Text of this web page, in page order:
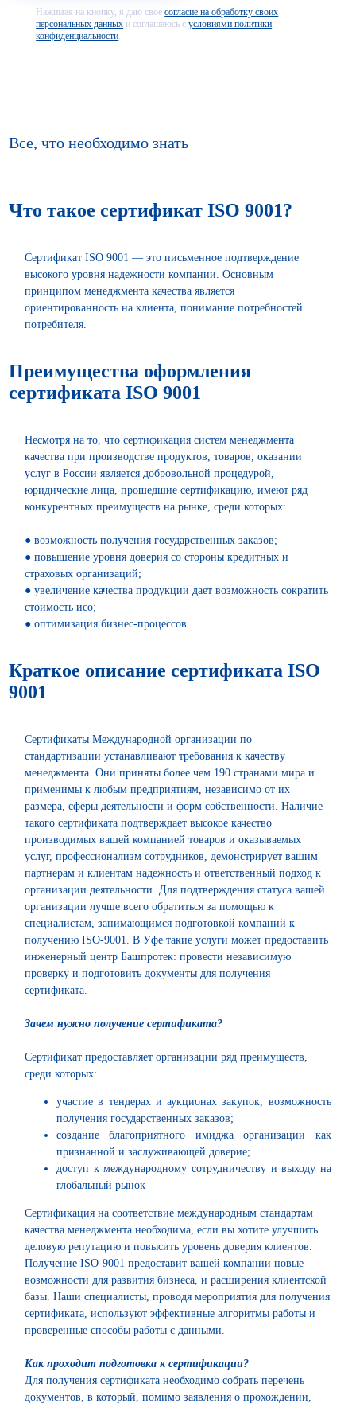
Нажимая на кнопку, я даю своесогласие на обработку своих
персональных данных и соглашаюсь сусловиями политики
конфиденциальности.
Все, что необходимо знать
Что такое сертификат ISO 9001?
Сертификат ISO 9001 — это письменное подтверждение
высокого уровня надежности компании. Основным
принципом менеджмента качества является
ориентированность на клиента, понимание потребностей
потребителя.
Преимущества оформления
сертификата ISO 9001
Несмотря на то, что сертификация систем менеджмента
качества при производстве продуктов, товаров, оказании
услуг в России является добровольной процедурой,
юридические лица, прошедшие сертификацию, имеют ряд
конкурентных преимуществ на рынке, среди которых:
● возможность получения государственных заказов;
● повышение уровня доверия со стороны кредитных и
страховых организаций;
● увеличение качества продукции дает возможность сократить
стоимость исо;
● оптимизация бизнес-процессов.
Краткое описание сертификата ISO
9001
Сертификаты Международной организации по
стандартизации устанавливают требования к качеству
менеджмента. Они приняты более чем 190 странами мира и
применимы к любым предприятиям, независимо от их
размера, сферы деятельности и форм собственности. Наличие
такого сертификата подтверждает высокое качество
производимых вашей компанией товаров и оказываемых
услуг, профессионализм сотрудников, демонстрирует вашим
партнерам и клиентам надежность и ответственный подход к
организации деятельности. Для подтверждения статуса вашей
организации лучше всего обратиться за помощью к
специалистам, занимающимся подготовкой компаний к
получению ISO-9001. В Уфе такие услуги может предоставить
инженерный центр Башпротек: провести независимую
проверку и подготовить документы для получения
сертификата.
Зачем нужно получение сертификата?
Сертификат предоставляет организации ряд преимуществ,
среди которых:
участие в тендерах и аукционах закупок, возможность
получения государственных заказов;
создание благоприятного имиджа организации как
признанной и заслуживающей доверие;
доступ к международному сотрудничеству и выходу на
глобальный рынок
Сертификация на соответствие международным стандартам
качества менеджмента необходима, если вы хотите улучшить
деловую репутацию и повысить уровень доверия клиентов.
Получение ISO-9001 предоставит вашей компании новые
возможности для развития бизнеса, и расширения клиентской
базы. Наши специалисты, проводя мероприятия для получения
сертификата, используют эффективные алгоритмы работы и
проверенные способы работы с данными.
Как проходит подготовка к сертификации?
Для получения сертификата необходимо собрать перечень
документов, в который, помимо заявления о прохождении,